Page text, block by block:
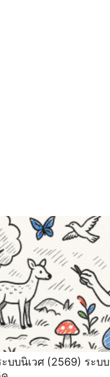
บบนิเวศ (2569) ระบ